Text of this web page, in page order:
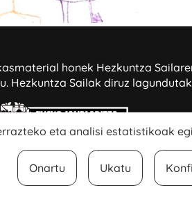
honek Hezkuntza
Hezkuntza Sailak diruz
eta analisi estatistikoak
Onartu Ukatu